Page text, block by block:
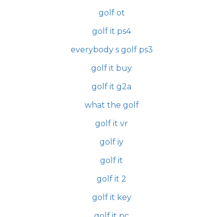
golf ot
golf it ps4
everybody s golf ps3
golf it buy
golf it g2a
what the golf
golf it vr
golf iy
golf it
golf it 2
golf it key